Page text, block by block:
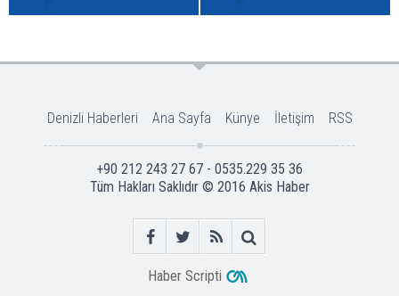
Denizli Haberleri Ana Sayfa Künye İletişim RSS
+90 212 243 27 67 - 0535.229 35 36
Tüm Hakları Saklıdır © 2016 Akis Haber
Haber Scripti